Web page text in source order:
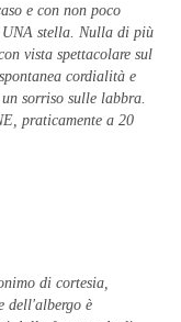
e con non poco
UNA stella. Nulla di più
vista spettacolare sul
cordialità e
sorriso sulle labbra.
praticamente a 20
di cortesia,
dell'albergo è